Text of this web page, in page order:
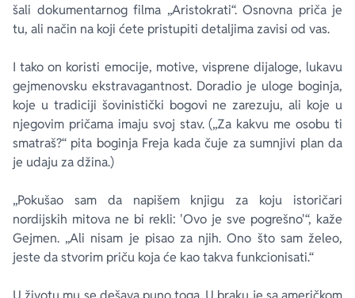
šali dokumentarnog filma „Aristokrati“. Osnovna priča je
tu, ali način na koji ćete pristupiti detaljima zavisi od vas.
I tako on koristi emocije, motive, visprene dijaloge, lukavu
gejmenovsku ekstravagantnost. Doradio je uloge boginja,
koje u tradiciji šovinistički bogovi ne zarezuju, ali koje u
njegovim pričama imaju svoj stav. („Za kakvu me osobu ti
smatraš?“ pita boginja Freja kada čuje za sumnjivi plan da
je udaju za džina.)
„Pokušao sam da napišem knjigu za koju istoričari
nordijskih mitova ne bi rekli: 'Ovo je sve pogrešno'“, kaže
Gejmen. „Ali nisam je pisao za njih. Ono što sam želeo,
jeste da stvorim priču koja će kao takva funkcionisati.“